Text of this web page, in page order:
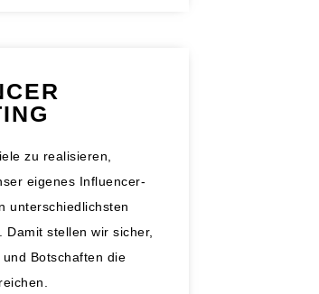
zu realisieren,
eigenes Influencer-
unterschiedlichsten
Damit stellen wir sicher,
Botschaften die